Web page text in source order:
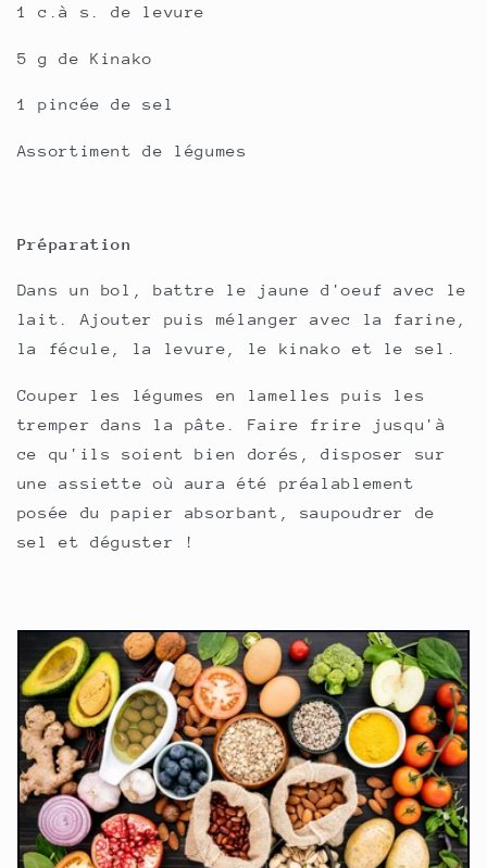
1 c.à s. de levure
5 g de Kinako
1 pincée de sel
Assortiment de légumes
Préparation
Dans un bol, battre le jaune d'oeuf avec le
lait. Ajouter puis mélanger avec la farine,
la fécule, la levure, le kinako et le sel.
Couper les légumes en lamelles puis les
tremper dans la pâte. Faire frire jusqu'à
ce qu'ils soient bien dorés, disposer sur
une assiette où aura été préalablement
posée du papier absorbant, saupoudrer de
sel et déguster !